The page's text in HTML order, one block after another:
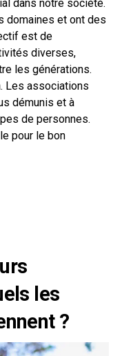
dans notre société.
domaines et ont des
est de
diverses,
les générations.
Les associations
démunis et à
de personnes.
pour le bon
les
?